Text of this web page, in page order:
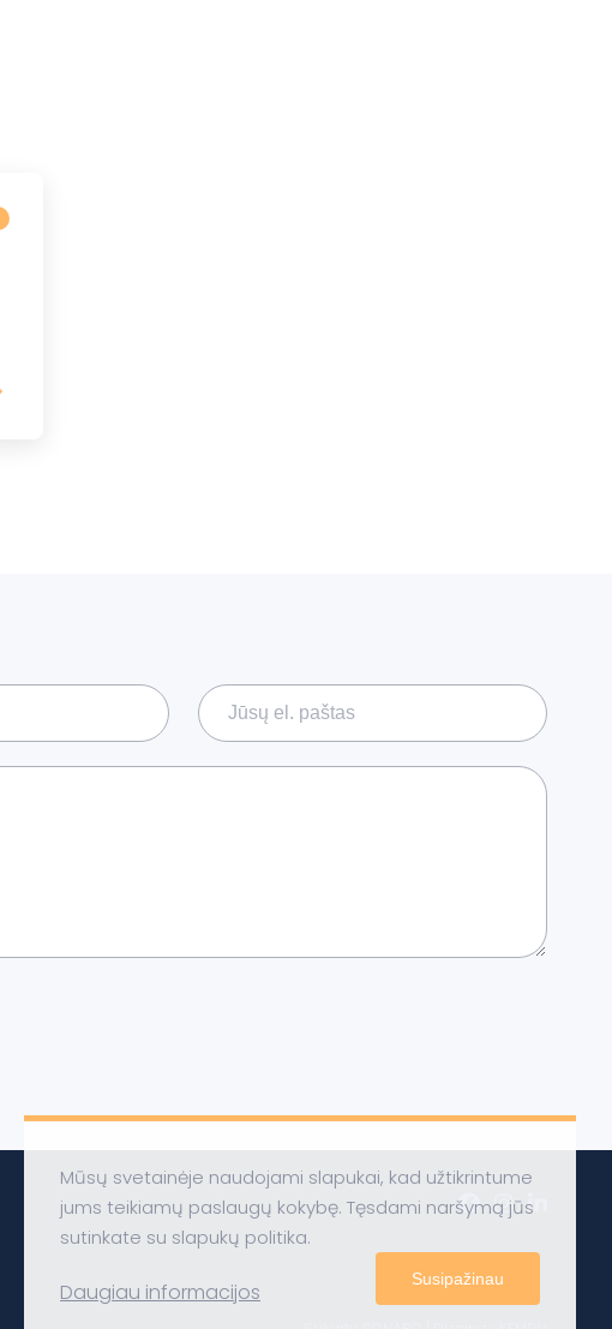
Mūsų svetainėje naudojami slapukai, kad užtikrintume
jums teikiamų paslaugų kokybę. Tęsdami naršymą jūs
sutinkate su slapukų politika.
Daugiau informacijos Susipažinau